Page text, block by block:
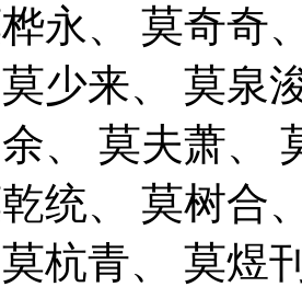
永、
莫奇奇
莫少来、
莫泉
、 莫夫萧、
统、
莫树合
莫杭青、
莫煜